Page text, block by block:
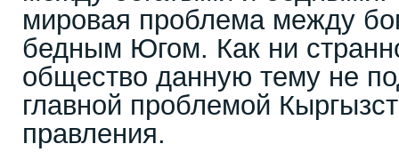
мировая проблема между
бедным Югом. Как ни
общество данную тему не
главной проблемой
правления.